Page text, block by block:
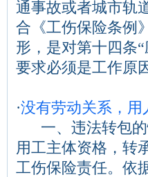
通事故或者城市轨
合《工伤保险条例
形，是对第十四条
要求必须是工作原
·没有劳动关系，用
一、违法转包的
用工主体资格，转
工伤保险责任。依